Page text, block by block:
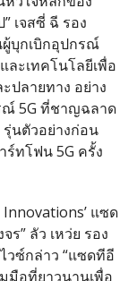
เจสซี่ ฉี รอง
ผู้บุกเบิกอุปกรณ์
ละเทคโนโลยีเพื่อ
ปลายทาง อย่าง
ณ์ 5G ที่ชาญฉลาด
รุ่นตัวอย่างก่อน
ร์ทโฟน 5G ครั้ง
แซด
” ลัว เหว่ย รอง
ซ์กล่าว “แซดทีอี
มือที่ยาวนานเพื่อ